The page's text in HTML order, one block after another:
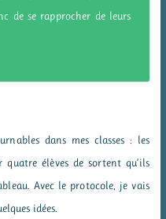
de se rapprocher de leurs
dans mes classes : les
élèves de sortent qu’ils
Avec le protocole, je vais
idées.